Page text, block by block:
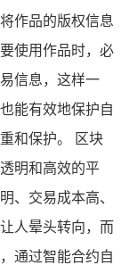
作品的版权信息
使用作品时，必
信息，这样一
能有效地保护自
和保护。 区块
明和高效的平
、交易成本高、
人晕头转向，而
通过智能合约自